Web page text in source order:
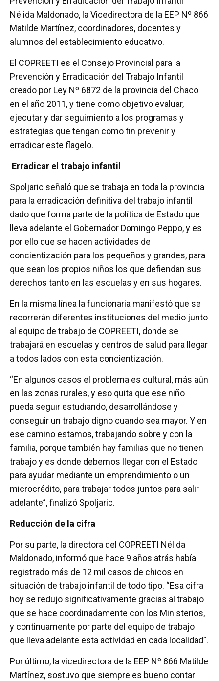
Nélida Maldonado, la Vicedirectora de la EEP Nº 866
Matilde Martínez, coordinadores, docentes y
alumnos del establecimiento educativo.
El COPREETI es el Consejo Provincial para la
Prevención y Erradicación del Trabajo Infantil
creado por Ley Nº 6872 de la provincia del Chaco
en el año 2011, y tiene como objetivo evaluar,
ejecutar y dar seguimiento a los programas y
estrategias que tengan como fin prevenir y
erradicar este flagelo.
Erradicar el trabajo infantil
Spoljaric señaló que se trabaja en toda la provincia
para la erradicación definitiva del trabajo infantil
dado que forma parte de la política de Estado que
lleva adelante el Gobernador Domingo Peppo, y es
por ello que se hacen actividades de
concientización para los pequeños y grandes, para
que sean los propios niños los que defiendan sus
derechos tanto en las escuelas y en sus hogares.
En la misma línea la funcionaria manifestó que se
recorrerán diferentes instituciones del medio junto
al equipo de trabajo de COPREETI, donde se
trabajará en escuelas y centros de salud para llegar
a todos lados con esta concientización.
“En algunos casos el problema es cultural, más aún
en las zonas rurales, y eso quita que ese niño
pueda seguir estudiando, desarrollándose y
conseguir un trabajo digno cuando sea mayor. Y en
ese camino estamos, trabajando sobre y con la
familia, porque también hay familias que no tienen
trabajo y es donde debemos llegar con el Estado
para ayudar mediante un emprendimiento o un
microcrédito, para trabajar todos juntos para salir
adelante”, finalizó Spoljaric.
Reducción de la cifra
Por su parte, la directora del COPREETI Nélida
Maldonado, informó que hace 9 años atrás había
registrado más de 12 mil casos de chicos en
situación de trabajo infantil de todo tipo. “Esa cifra
hoy se redujo significativamente gracias al trabajo
que se hace coordinadamente con los Ministerios,
y continuamente por parte del equipo de trabajo
que lleva adelante esta actividad en cada localidad”.
Por último, la vicedirectora de la EEP Nº 866 Matilde
Martínez, sostuvo que siempre es bueno contar